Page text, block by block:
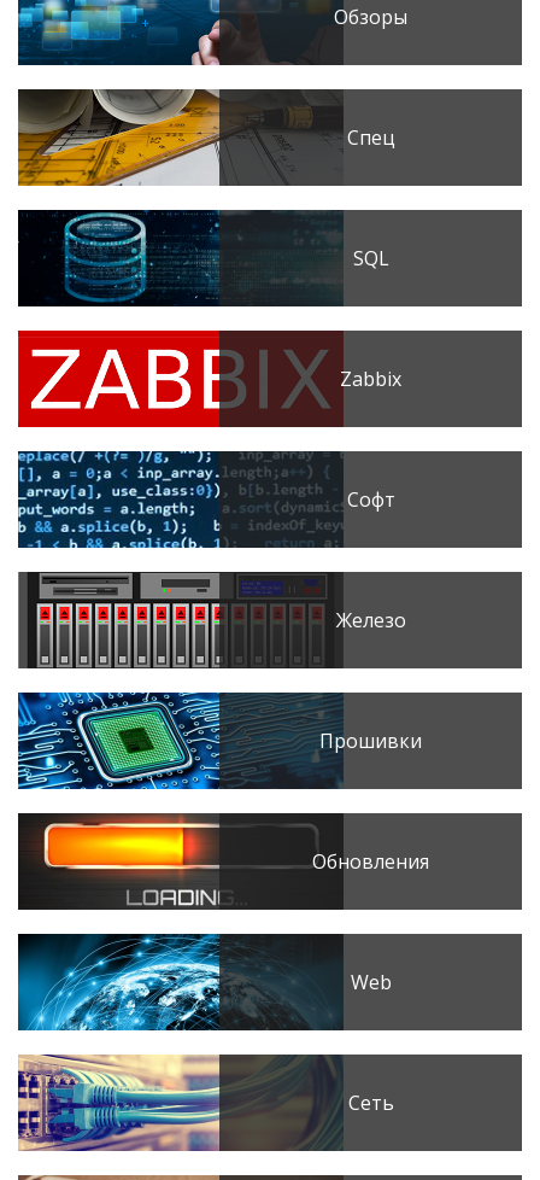
Обзоры
Спец
SQL
Zabbix
Софт
Железо
Прошивки
Обновления
Web
Сеть